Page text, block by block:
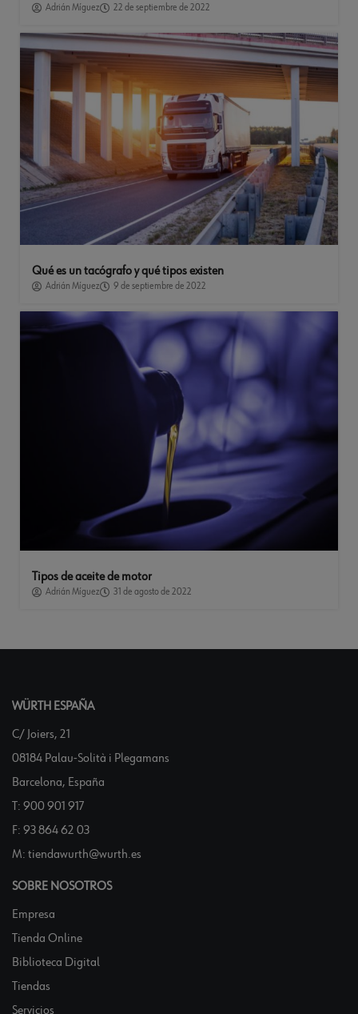
Adrián Míguez 22 de septiembre de 2022
Qué es un tacógrafo y qué tipos existen
Adrián Míguez 9 de septiembre de 2022
Tipos de aceite de motor
Adrián Míguez 31 de agosto de 2022
WÜRTH ESPAÑA
C/ Joiers, 21
08184 Palau-Solità i Plegamans
Barcelona, España
T: 900 901 917
F: 93 864 62 03
M: tiendawurth@wurth.es
SOBRE NOSOTROS
Empresa
Tienda Online
Biblioteca Digital
Tiendas
Servicios